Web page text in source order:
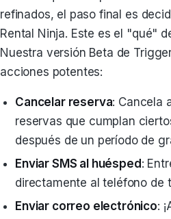
refinados, el paso final es
Rental Ninja. Este es el "qué"
Nuestra versión Beta de
acciones potentes:
Cancelar reserva: Cancela
reservas que cumplan
después de un período de
Enviar SMS al huésped:
directamente al teléfono de
Enviar correo electrónico: